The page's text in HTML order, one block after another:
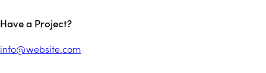
Have a Project?
info@website.com